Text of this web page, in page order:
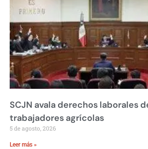
SCJN avala derechos laborales
trabajadores agrícolas
5 de agosto, 2026
Leer más »